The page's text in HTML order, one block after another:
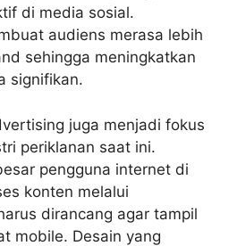
di media sosial.
audiens merasa lebih
sehingga meningkatkan
signifikan.
juga menjadi fokus
periklanan saat ini.
pengguna internet di
konten melalui
dirancang agar tampil
mobile. Desain yang